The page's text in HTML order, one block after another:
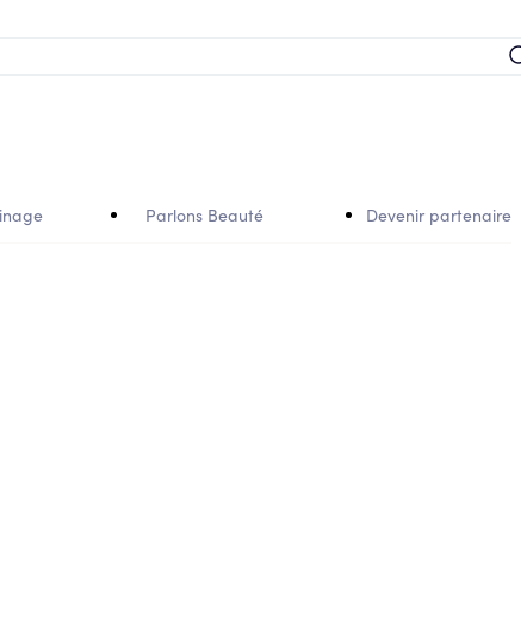
Parlons Beauté Devenir partenaire